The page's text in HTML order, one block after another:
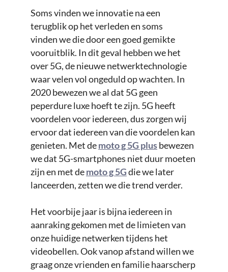
Soms vinden we innovatie na een
terugblik op het verleden en soms
vinden we die door een goed gemikte
vooruitblik. In dit geval hebben we het
over 5G, de nieuwe netwerktechnologie
waar velen vol ongeduld op wachten. In
2020 bewezen we al dat 5G geen
peperdure luxe hoeft te zijn. 5G heeft
voordelen voor iedereen, dus zorgen wij
ervoor dat iedereen van die voordelen kan
genieten. Met demoto g 5G plusbewezen
we dat 5G-smartphones niet duur moeten
zijn en met demoto g 5Gdie we later
lanceerden, zetten we die trend verder.
Het voorbije jaar is bijna iedereen in
aanraking gekomen met de limieten van
onze huidige netwerken tijdens het
videobellen. Ook vanop afstand willen we
graag onze vrienden en familie haarscherp